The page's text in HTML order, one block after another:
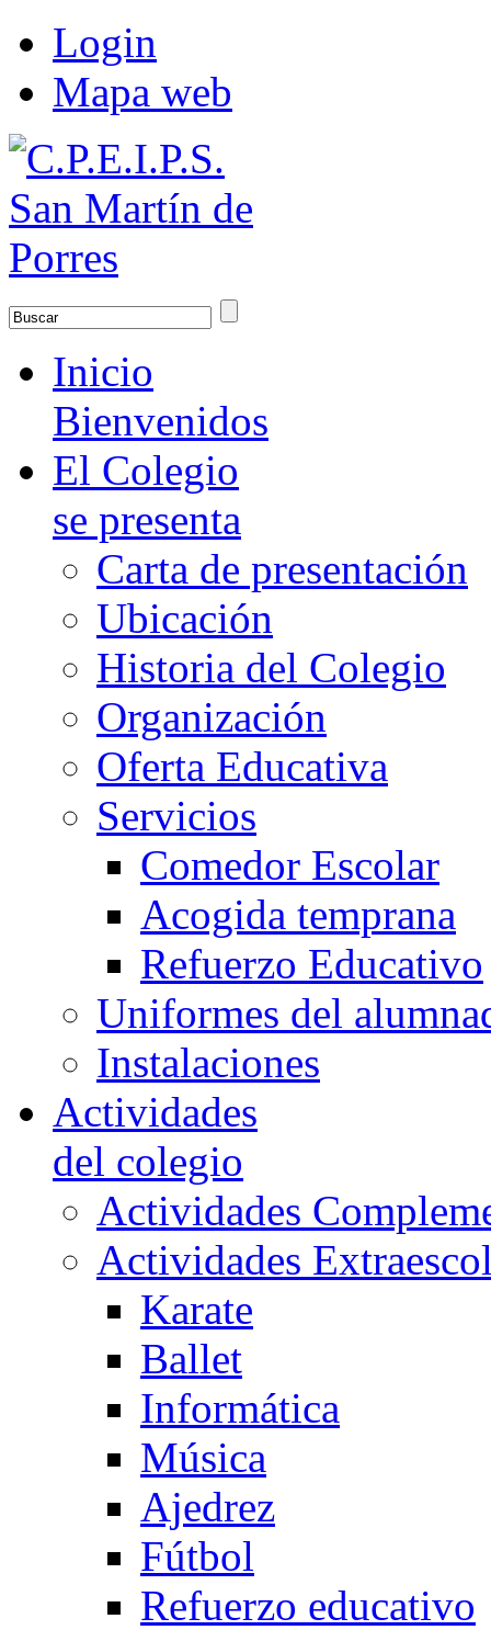
Login
Mapa web
Inicio
Bienvenidos
El Colegio
se presenta
Carta de presentación
Ubicación
Historia del Colegio
Organización
Oferta Educativa
Servicios
Comedor Escolar
Acogida temprana
Refuerzo Educativo
Uniformes del
Instalaciones
Actividades
del colegio
Actividades
Actividades
Karate
Ballet
Informática
Música
Ajedrez
Fútbol
Refuerzo educativo